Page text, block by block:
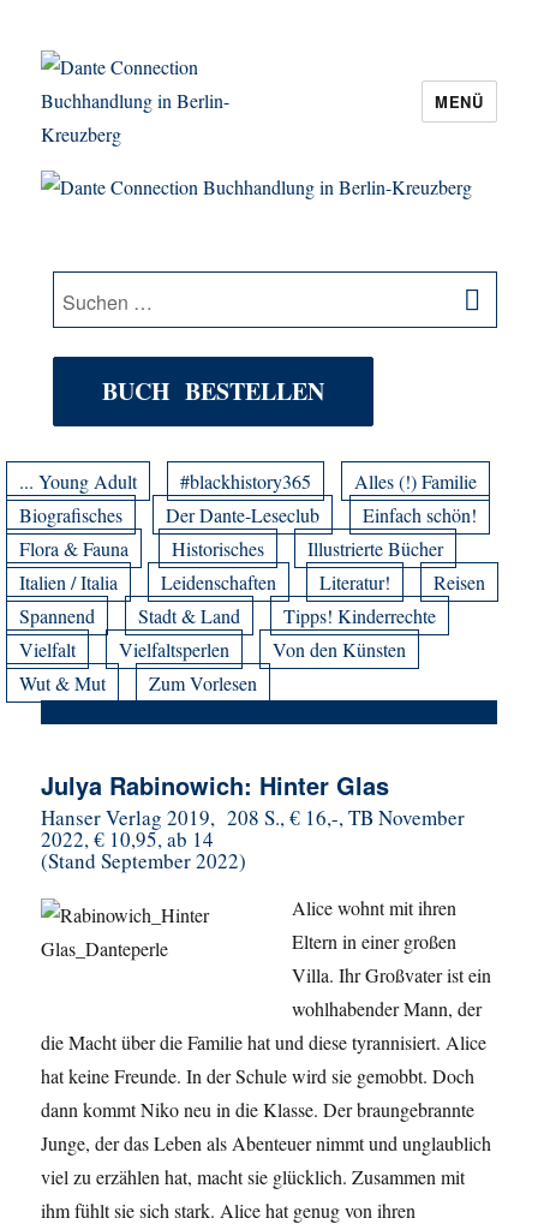
Dante Connection Buchhandlung in
MENÜ
Suche
nach:
BUCH BESTELLEN
... Young Adult #blackhistory365
Alles (!) Familie
Biografisches
Der Dante-Leseclub
Einfach schön!
Flora & Fauna
Historisches
Illustrierte Bücher
Italien / Italia
Leidenschaften Literatur!
Reisen
Spannend
Stadt & Land
Tipps! Kinderrechte
Vielfalt
Vielfaltsperlen
Von den Künsten
Wut & Mut
Zum Vorlesen
Julya Rabinowich: Hinter Glas
Hanser Verlag 2019, 208 S., € 16,-, TB November
2022, € 10,95, ab 14
(Stand September 2022)
Alice wohnt mit ihren
Eltern in einer großen
Villa. Ihr Großvater ist ein
wohlhabender Mann, der
die Macht über die Familie hat und diese tyrannisiert. Alice
hat keine Freunde. In der Schule wird sie gemobbt. Doch
dann kommt Niko neu in die Klasse. Der braungebrannte
Junge, der das Leben als Abenteuer nimmt und unglaublich
viel zu erzählen hat, macht sie glücklich. Zusammen mit
ihm fühlt sie sich stark. Alice hat genug von ihren